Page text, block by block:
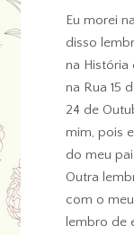
Eu morei
disso
na História
na Rua 15
24 de
mim, pois
do meu
Outra
com o
lembro de